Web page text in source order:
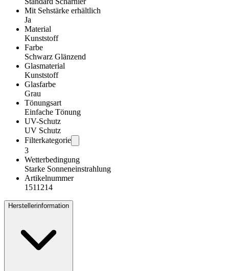
Mit Sehstärke erhältlich
Ja
Material
Kunststoff
Farbe
Schwarz Glänzend
Glasmaterial
Kunststoff
Glasfarbe
Grau
Tönungsart
Einfache Tönung
UV-Schutz
UV Schutz
Filterkategorie
3
Wetterbedingung
Starke Sonneneinstrahlung
Artikelnummer
1511214
Herstellerinformation